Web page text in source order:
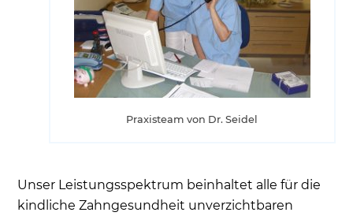
Praxisteam von Dr. Seidel
Unser Leistungsspektrum beinhaltet alle für die
kindliche Zahngesundheit unverzichtbaren